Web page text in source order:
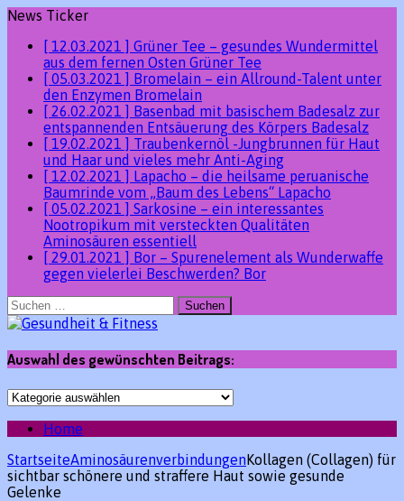
News Ticker
[ 12.03.2021 ] Grüner Tee – gesundes Wundermittel
aus dem fernen Osten Grüner Tee
[ 05.03.2021 ] Bromelain – ein Allround-Talent unter
den Enzymen Bromelain
[ 26.02.2021 ] Basenbad mit basischem Badesalz zur
entspannenden Entsäuerung des Körpers Badesalz
[ 19.02.2021 ] Traubenkernöl -Jungbrunnen für Haut
und Haar und vieles mehr Anti-Aging
[ 12.02.2021 ] Lapacho – die heilsame peruanische
Baumrinde vom „Baum des Lebens“ Lapacho
[ 05.02.2021 ] Sarkosine – ein interessantes
Nootropikum mit versteckten Qualitäten
Aminosäuren essentiell
[ 29.01.2021 ] Bor – Spurenelement als Wunderwaffe
gegen vielerlei Beschwerden? Bor
Suchen
nach:
Auswahl des gewünschten Beitrags:
Auswahl
des
gewünschten
Home
StartseiteAminosäurenverbindungenKollagen (Collagen) für
sichtbar schönere und straffere Haut sowie gesunde
Gelenke